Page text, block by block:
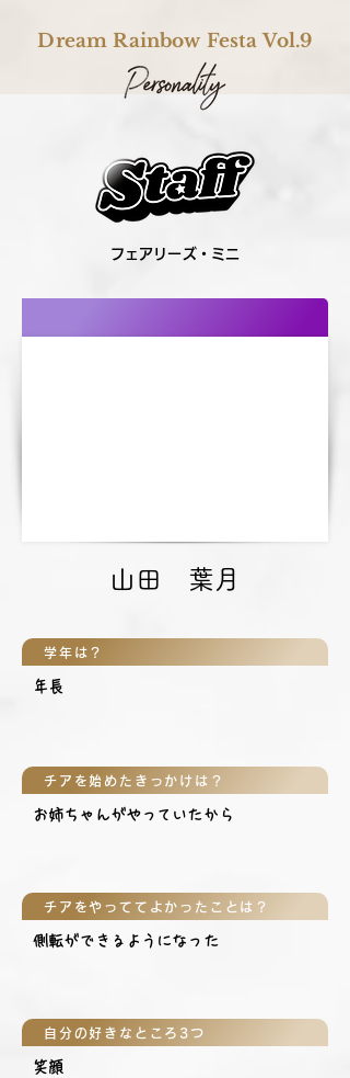
Dream Rainbow Festa Vol.9
フェアリーズ・ミニ
山田 葉月
学年は？
年長
チアを始めたきっかけは？
お姉ちゃんがやっていたから
チアをやっててよかったことは？
側転ができるようになった
自分の好きなところ3つ
笑顔